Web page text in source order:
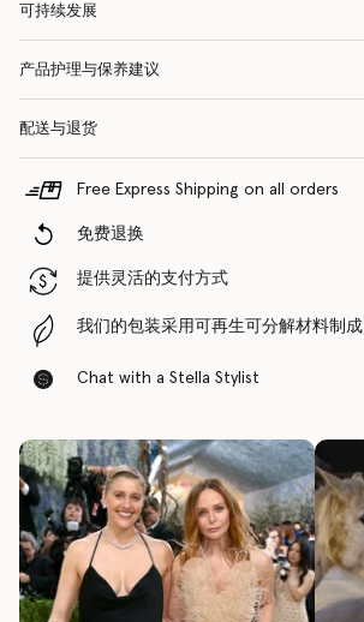
可持续发展
产品护理与保养建议
配送与退货
Free Express Shipping on all orders
免费退换
提供灵活的支付方式
我们的包装采用可再生可分解材料制成
Chat with a Stella Stylist